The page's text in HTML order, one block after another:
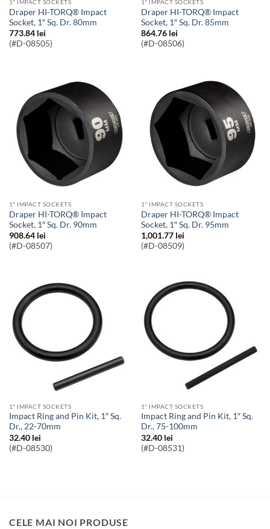
1" IMPACT SOCKETS
Draper HI-TORQ® Impact
Socket, 1″ Sq. Dr. 80mm
773.84 lei
(#D-08505)
1" IMPACT SOCKETS
Draper HI-TORQ® Impact
Socket, 1″ Sq. Dr. 85mm
864.76 lei
(#D-08506)
1" IMPACT SOCKETS
Draper HI-TORQ® Impact
Socket, 1″ Sq. Dr. 90mm
908.64 lei
(#D-08507)
1" IMPACT SOCKETS
Draper HI-TORQ® Impact
Socket, 1″ Sq. Dr. 95mm
1,001.77 lei
(#D-08509)
1" IMPACT SOCKETS
Impact Ring and Pin Kit, 1″ Sq.
Dr., 22-70mm
32.40 lei
(#D-08530)
1" IMPACT SOCKETS
Impact Ring and Pin Kit, 1″ Sq.
Dr., 75-100mm
32.40 lei
(#D-08531)
CELE MAI NOI PRODUSE